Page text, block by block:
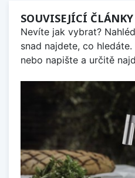
SOUVISEJÍCÍ
Nevíte jak vybrat?
snad najdete, co
nebo napište a určitě